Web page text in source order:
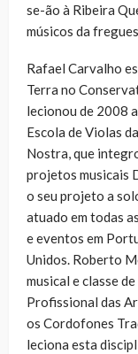
se-ão à Ribeira
músicos da
Rafael Carvalho
Terra no
lecionou de 2008
Escola de Violas
Nostra, que
projetos musicais
o seu projeto a
atuado em todas
e eventos em
Unidos. Roberto
musical e classe
Profissional das
os Cordofones
leciona esta